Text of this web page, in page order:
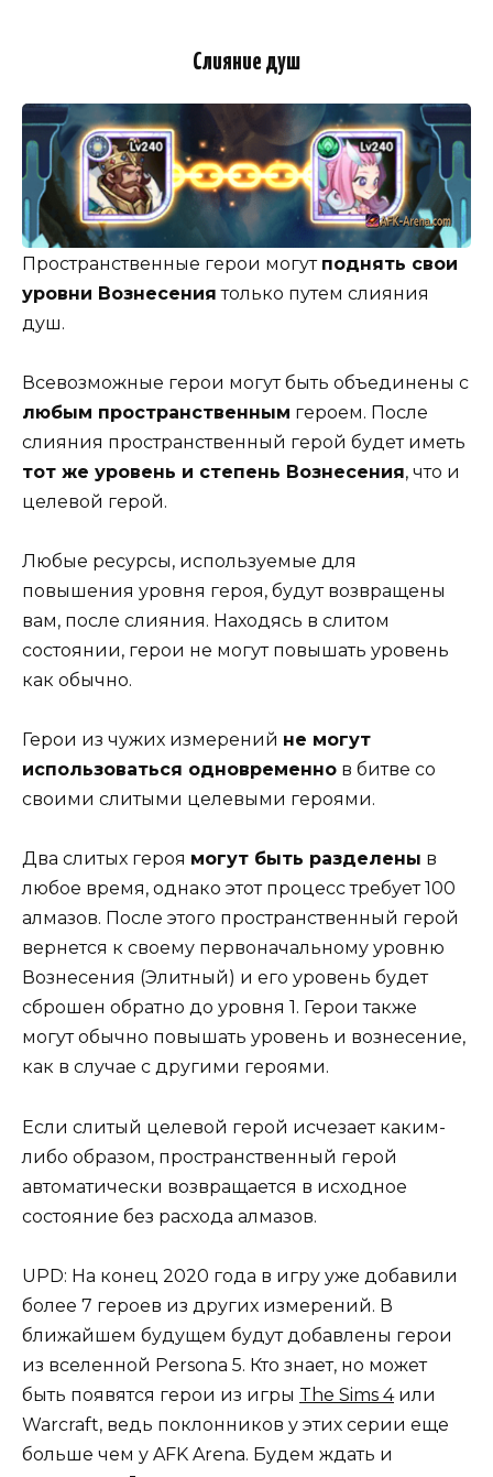
Слияние душ
Пространственные герои могут поднять свои
уровни Вознесения только путем слияния
душ.
Всевозможные герои могут быть объединены с
любым пространственным героем. После
слияния пространственный герой будет иметь
тот же уровень и степень Вознесения, что и
целевой герой.
Любые ресурсы, используемые для
повышения уровня героя, будут возвращены
вам, после слияния. Находясь в слитом
состоянии, герои не могут повышать уровень
как обычно.
Герои из чужих измерений не могут
использоваться одновременно в битве со
своими слитыми целевыми героями.
Два слитых героя могут быть разделены в
любое время, однако этот процесс требует 100
алмазов. После этого пространственный герой
вернется к своему первоначальному уровню
Вознесения (Элитный) и его уровень будет
сброшен обратно до уровня 1. Герои также
могут обычно повышать уровень и вознесение,
как в случае с другими героями.
Если слитый целевой герой исчезает каким-
либо образом, пространственный герой
автоматически возвращается в исходное
состояние без расхода алмазов.
UPD: На конец 2020 года в игру уже добавили
более 7 героев из других измерений. В
ближайшем будущем будут добавлены герои
из вселенной Persona 5. Кто знает, но может
быть появятся герои из игры The Sims 4или
Warcraft, ведь поклонников у этих серии еще
больше чем у AFK Arena. Будем ждать и